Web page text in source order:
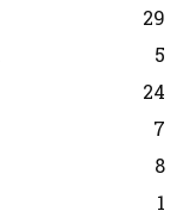
29
5
24
7
8
1